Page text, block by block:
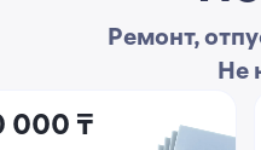
Ремонт,
Не
000 ₸